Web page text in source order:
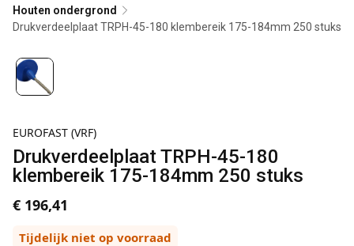
Houten ondergrond
Drukverdeelplaat TRPH-45-180 klembereik 175-184mm 250 stuks
EUROFAST (VRF)
Drukverdeelplaat TRPH-45-180
klembereik 175-184mm 250 stuks
€ 196,41
Tijdelijk niet op voorraad